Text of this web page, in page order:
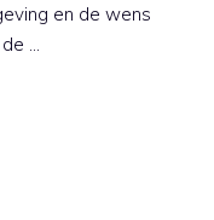
en de wens
…